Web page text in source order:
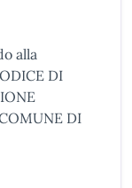
alla
DI
DI